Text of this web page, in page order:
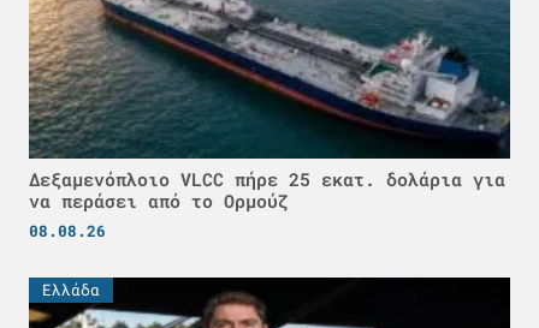
Δεξαμενόπλοιο VLCC πήρε 25 εκατ. δολάρια για
να περάσει από το Ορμούζ
08.08.26
Ελλάδα